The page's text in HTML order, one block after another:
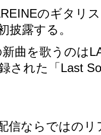
のギタリ
披露する。
新曲を歌うのは
された「 Last
信ならではの